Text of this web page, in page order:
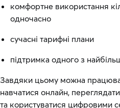
комфортне використання
одночасно
сучасні тарифні плани
підтримка одного з
Завдяки цьому можна
навчатися онлайн,
та користуватися цифровими